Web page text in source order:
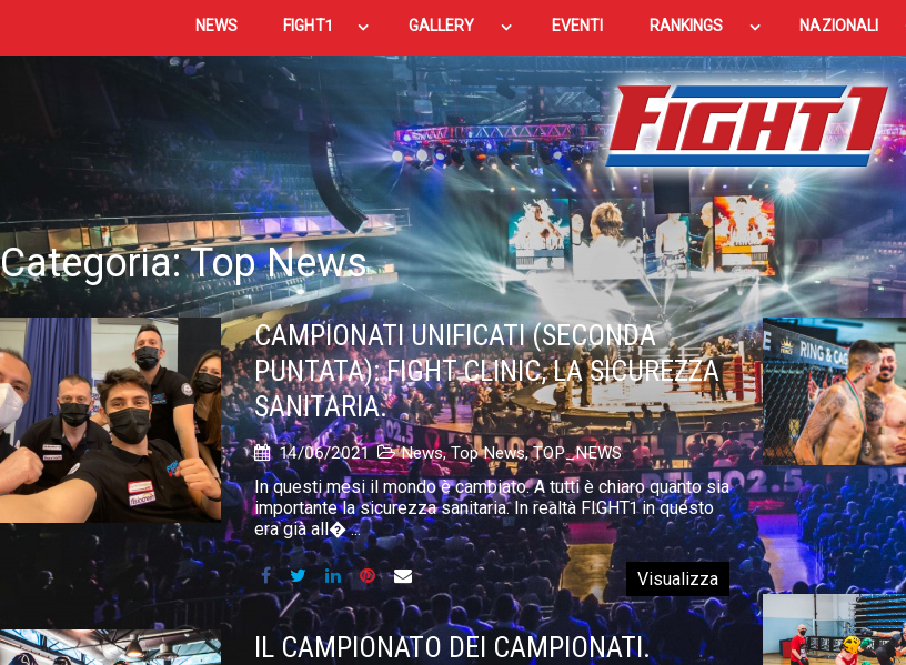
NEWS FIGHT1 GALLERY EVENTI RANKINGS NAZIONALI
Categoria:Top News
CAMPIONATI UNIFICATI (SECONDA
PUNTATA): FIGHT CLINIC, LA SICUREZZA
SANITARIA.
14/06/2021 News,Top News,TOP_NEWS
In questi mesi il mondo è cambiato. A tutti è chiaro quanto sia
importante la sicurezza sanitaria. In realtà FIGHT1 in questo
era già all� ...
Visualizza
IL CAMPIONATO DEI CAMPIONATI.